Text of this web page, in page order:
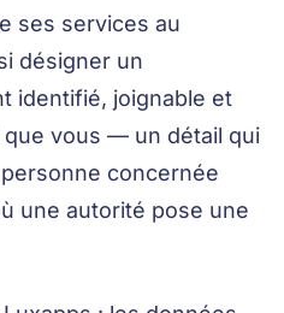
ses services au
désigner un
identifié, joignable et
vous — un détail qui
concernée
une autorité pose une